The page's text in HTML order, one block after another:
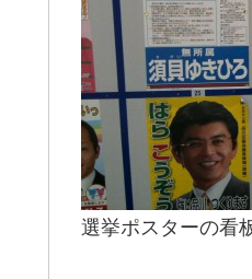
選挙ポスターの看